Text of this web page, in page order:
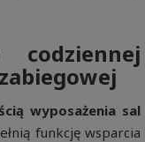
wyposażenia sal
funkcję wsparcia